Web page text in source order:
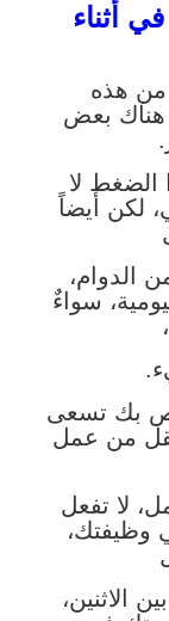
أثناء
من هذه
هناك بعض
الضغط لا
لكن أيضاً
الدوام،
سواءٌ
بك تسعى
من عمل
لا تفعل
وظيفتك،
الاثنين،